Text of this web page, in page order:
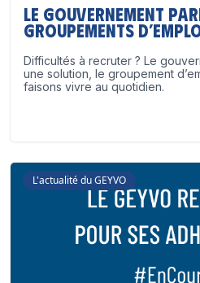
Le Gouvernement
groupements
Difficultés à recruter ? Le
une solution, le groupement
faisons vivre au quotidien.
L'actualité du GEYVO